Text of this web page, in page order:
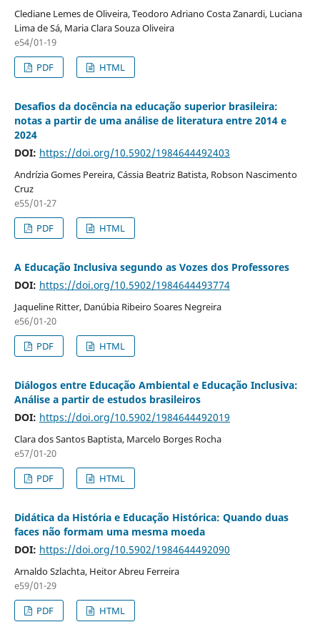
Clediane Lemes de Oliveira, Teodoro Adriano Costa Zanardi, Luciana
Lima de Sá, Maria Clara Souza Oliveira
e54/01-19
PDF
HTML
Desafios da docência na educação superior brasileira:
notas a partir de uma análise de literatura entre 2014 e
2024
DOI: https://doi.org/10.5902/1984644492403
Andrízia Gomes Pereira, Cássia Beatriz Batista, Robson Nascimento
Cruz
e55/01-27
PDF
HTML
A Educação Inclusiva segundo as Vozes dos Professores
DOI: https://doi.org/10.5902/1984644493774
Jaqueline Ritter, Danúbia Ribeiro Soares Negreira
e56/01-20
PDF
HTML
Diálogos entre Educação Ambiental e Educação Inclusiva:
Análise a partir de estudos brasileiros
DOI: https://doi.org/10.5902/1984644492019
Clara dos Santos Baptista, Marcelo Borges Rocha
e57/01-20
PDF
HTML
Didática da História e Educação Histórica: Quando duas
faces não formam uma mesma moeda
DOI: https://doi.org/10.5902/1984644492090
Arnaldo Szlachta, Heitor Abreu Ferreira
e59/01-29
PDF
HTML